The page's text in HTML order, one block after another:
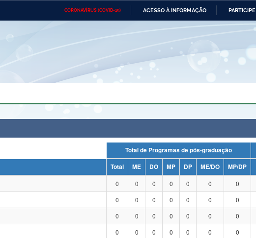
CORONAVÍRUS (COVID-19) ACESSO À INFORMAÇÃO PARTICIPE
Ministério das Relações Ministério da
Ministério do Desenvolvimento
Regional e dos Direitos
Advocacia-Geral da União Banco Central do Brasil Planalto
Total de Programas de pós-graduação
Total ME DO MP DP ME/DO MP/DP
0 0 0 0 0 0 0
0 0 0 0 0 0 0
0 0 0 0 0 0 0
0 0 0 0 0 0 0